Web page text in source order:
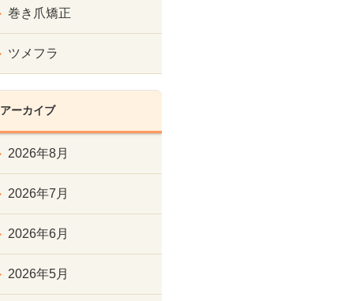
巻き爪矯正
ツメフラ
アーカイブ
2026年8月
2026年7月
2026年6月
2026年5月